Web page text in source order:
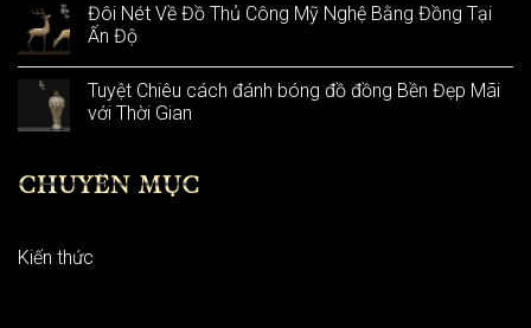
Đôi Nét Về Đồ Thủ Công Mỹ Nghệ Bằng Đồng Tại
Ấn Độ
Tuyệt Chiêu cách đánh bóng đồ đồng Bền Đẹp Mãi
với Thời Gian
CHUYÊN MỤC
Kiến thức